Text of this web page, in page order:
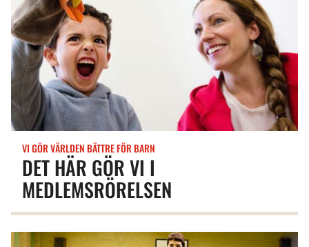
DET HÄR GÖR VI I
MEDLEMSRÖRELSEN
VI GÖR VÄRLDEN BÄTTRE FÖR BARN